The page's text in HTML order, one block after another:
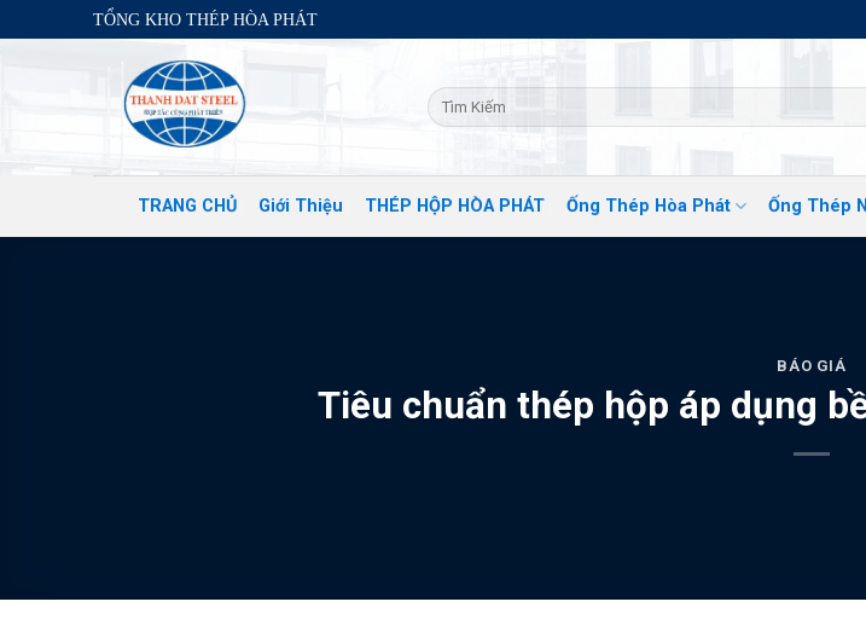
to
TỔNG KHO THÉP HÒA PHÁT
TRANG CHỦ Giới Thiệu THÉP HỘP HÒA PHÁT Ống Thép Hòa Phát Ống Thép
BÁO GIÁ
Tiêu chuẩn thép hộp áp dụng